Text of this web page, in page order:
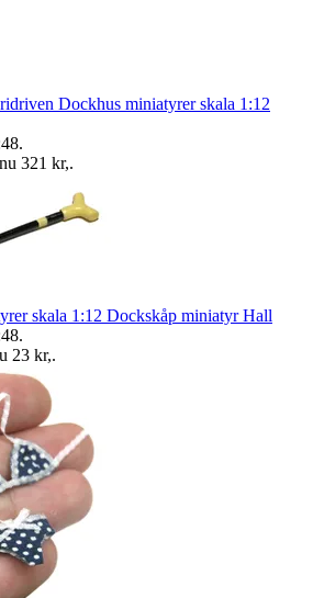
Dockhus miniatyrer skala 1:12
.
321 kr,.
skala 1:12 Dockskåp miniatyr Hall
.
23 kr,.